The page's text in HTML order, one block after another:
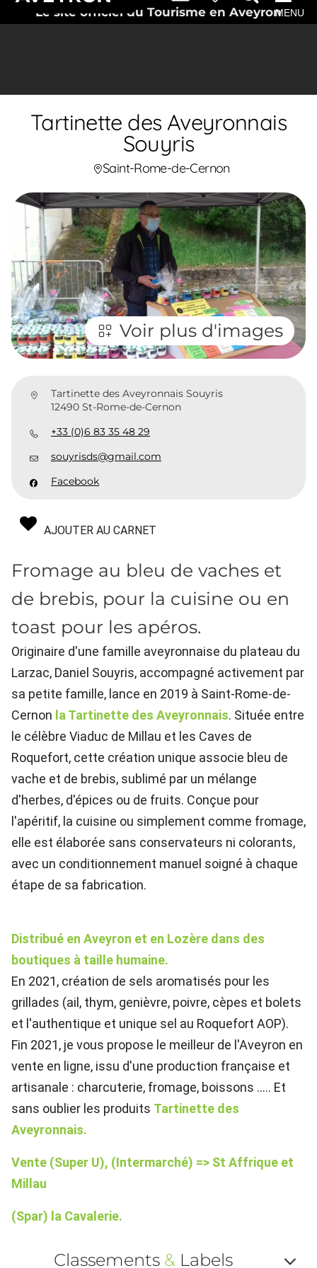
Le site officiel du Tourisme en AveyronMENU
Tartinette des Aveyronnais
Souyris
Saint-Rome-de-Cernon
Voir plus d'images
Tartinette des Aveyronnais Souyris
12490 St-Rome-de-Cernon
+33 (0)6 83 35 48 29
souyrisds@gmail.com
Facebook
AJOUTER AU CARNET
Fromage au bleu de vaches et
de brebis, pour la cuisine ou en
toast pour les apéros.
Originaire d'une famille aveyronnaise du plateau du
Larzac, Daniel Souyris, accompagné activement par
sa petite famille, lance en 2019 à Saint-Rome-de-
Cernon la Tartinette des Aveyronnais. Située entre
le célèbre Viaduc de Millau et les Caves de
Roquefort, cette création unique associe bleu de
vache et de brebis, sublimé par un mélange
d'herbes, d'épices ou de fruits. Conçue pour
l'apéritif, la cuisine ou simplement comme fromage,
elle est élaborée sans conservateurs ni colorants,
avec un conditionnement manuel soigné à chaque
étape de sa fabrication.
Distribué en Aveyron et en Lozère dans des
boutiques à taille humaine.
En 2021, création de sels aromatisés pour les
grillades (ail, thym, genièvre, poivre, cèpes et bolets
et l'authentique et unique sel au Roquefort AOP).
Fin 2021, je vous propose le meilleur de l'Aveyron en
vente en ligne, issu d'une production française et
artisanale : charcuterie, fromage, boissons ..... Et
sans oublier les produits Tartinette des
Aveyronnais.
Vente (Super U), (Intermarché) => St Affrique et
Millau
(Spar) la Cavalerie.
Classements &Labels